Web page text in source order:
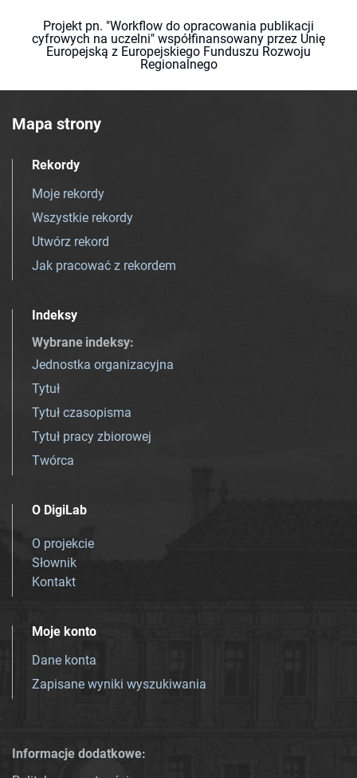
Projekt pn. "Workflow do opracowania publikacji
cyfrowych na uczelni" współfinansowany przez Unię
Europejską z Europejskiego Funduszu Rozwoju
Regionalnego
Mapa strony
Rekordy
Moje rekordy
Wszystkie rekordy
Utwórz rekord
Jak pracować z rekordem
Indeksy
Wybrane indeksy:
Jednostka organizacyjna
Tytuł
Tytuł czasopisma
Tytuł pracy zbiorowej
Twórca
O DigiLab
O projekcie
Słownik
Kontakt
Moje konto
Dane konta
Zapisane wyniki wyszukiwania
Informacje dodatkowe: